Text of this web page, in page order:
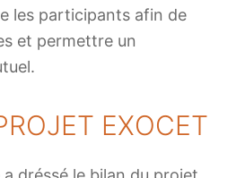
les participants afin de
et permettre un
EXOCET